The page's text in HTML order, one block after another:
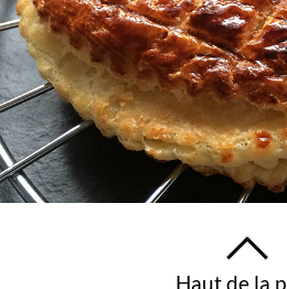
Haut de la